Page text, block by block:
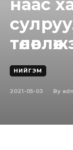
наас
НИЙГЭМ
2021-05-03 By